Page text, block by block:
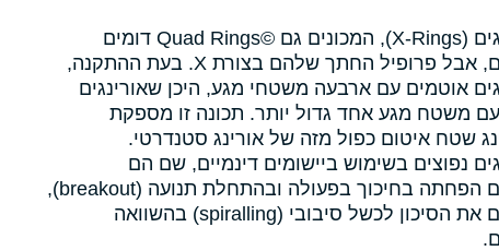
איקסרינגים (X-Rings), המכונים גם Quad Rings©‎ דומים
לאורינגים, אבל פרופיל החתך שלהם בצורת X. בעת ההתקנה,
אוטמים עם ארבעה משטחי מגע, היכן שאורינגים
משטח מגע אחד גדול יותר. תכונה זו מספקת
שטח איטום כפול מזה של אורינג סטנדרטי.
נפוצים בשימוש ביישומים דינמיים, שם הם
מאפשרים הפחתה בחיכוך בפעולה ובהתחלת תנועה (breakout),
ומפחיתים את הסיכון לכשל סיבובי (spiralling) בהשוואה